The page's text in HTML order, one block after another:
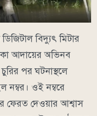
বিদ্যুৎ মিটার
আদায়ের অভিনব
পর ঘটনাস্থলে
নম্বর। ওই নম্বরে
ফেরত দেওয়ার আশ্বাস